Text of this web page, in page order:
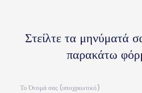
Στείλτε τα μηνύματά
παρακάτω
Το Όνομά σας (υποχρεωτικό)